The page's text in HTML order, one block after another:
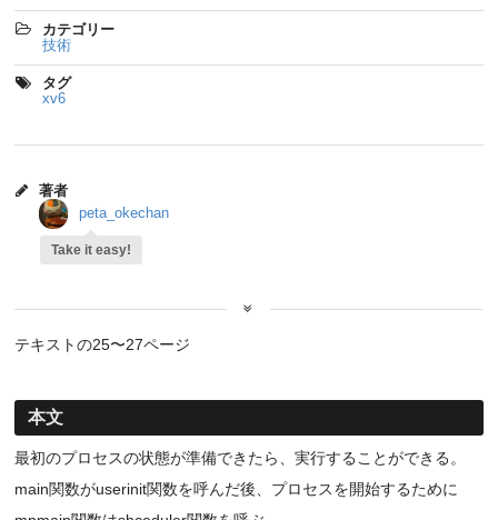
カテゴリー
技術
タグ
xv6
著者
peta_okechan
Take it easy!
テキストの25〜27ページ
本文
最初のプロセスの状態が準備できたら、実行することができる。
main関数がuserinit関数を呼んだ後、プロセスを開始するために